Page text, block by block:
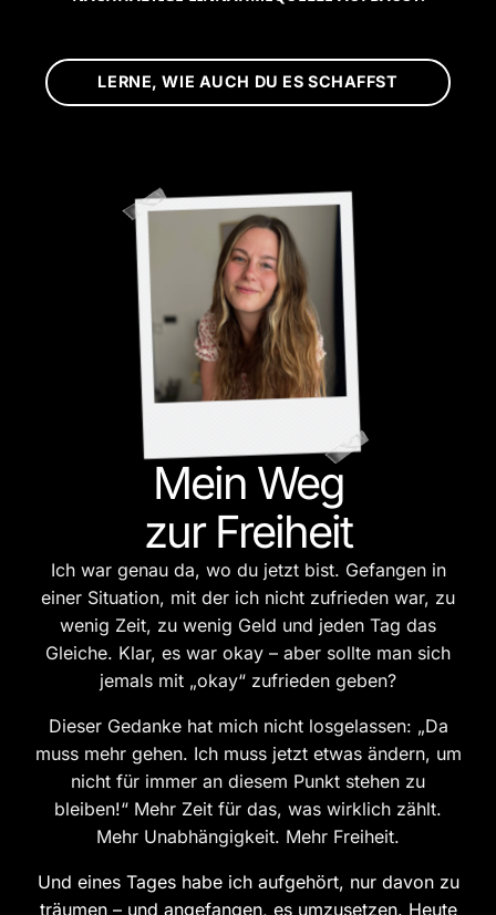
LERNE, WIE AUCH DU ES SCHAFFST
Mein Weg
zur Freiheit
Ich war genau da, wo du jetzt bist. Gefangen in
einer Situation, mit der ich nicht zufrieden war, zu
wenig Zeit, zu wenig Geld und jeden Tag das
Gleiche. Klar, es war okay – aber sollte man sich
jemals mit „okay“ zufrieden geben?
Dieser Gedanke hat mich nicht losgelassen: „Da
muss mehr gehen. Ich muss jetzt etwas ändern, um
nicht für immer an diesem Punkt stehen zu
bleiben!“ Mehr Zeit für das, was wirklich zählt.
Mehr Unabhängigkeit. Mehr Freiheit.
Und eines Tages habe ich aufgehört, nur davon zu
träumen – und angefangen, es umzusetzen. Heute